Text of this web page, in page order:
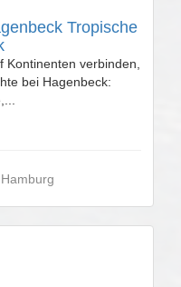
Tropische
verbinden,
bei Hagenbeck: